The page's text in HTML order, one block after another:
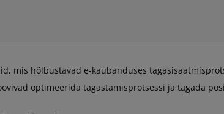
mis hõlbustavad e-kaubanduses
optimeerida tagastamisprotsessi ja tagada